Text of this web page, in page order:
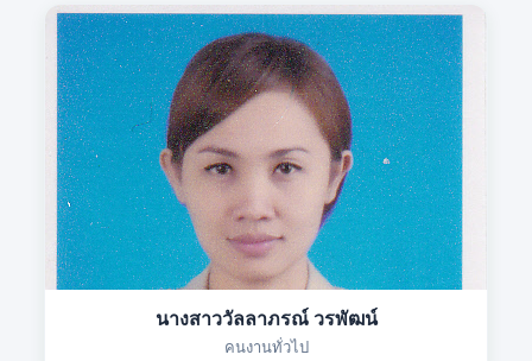
นางสาววัลลาภรณ์ วรพัฒน์
คนงานทั่วไป